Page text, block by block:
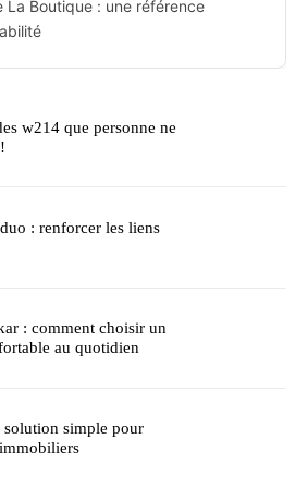
La Boutique : une référence
w214 que personne ne
: renforcer les liens
: comment choisir un
au quotidien
solution simple pour